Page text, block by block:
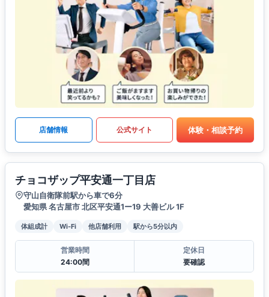
店舗情報 公式サイト 体験・相談予約
チョコザップ平安通一丁目店
守山自衛隊前駅から車で6分
愛知県 名古屋市 北区平安通1ー19 大善ビル 1F
体組成計 Wi-Fi 他店舗利用 駅から5分以内
営業時間
24:00間
定休日
要確認